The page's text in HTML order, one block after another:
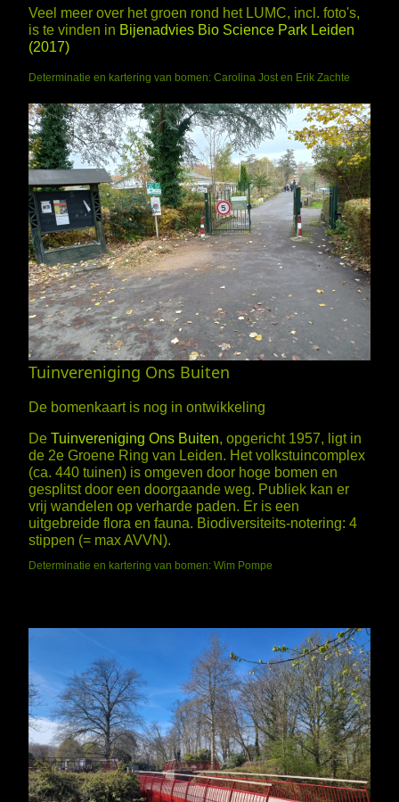
Veel meer over het groen rond het LUMC, incl. foto's,
is te vinden in Bijenadvies Bio Science Park Leiden
(2017)
Determinatie en kartering van bomen: Carolina Jost en Erik Zachte
Tuinvereniging Ons Buiten
De bomenkaart is nog in ontwikkeling
De Tuinvereniging Ons Buiten, opgericht 1957, ligt in
de 2e Groene Ring van Leiden. Het volkstuincomplex
(ca. 440 tuinen) is omgeven door hoge bomen en
gesplitst door een doorgaande weg. Publiek kan er
vrij wandelen op verharde paden. Er is een
uitgebreide flora en fauna. Biodiversiteits-notering: 4
stippen (= max AVVN).
Determinatie en kartering van bomen: Wim Pompe